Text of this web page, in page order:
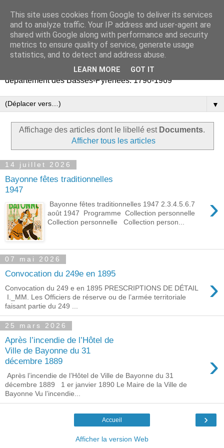
Retours vers les Basses-
Pyrénées
Partage d'archives publiques et privées liées au
département des Basses-Pyrénées. 1790-1969
▼
Affichage des articles dont le libellé est Documents.
Afficher tous les articles
14 juillet 2026
Bayonne fêtes traditionnelles
1947
›
Bayonne fêtes traditionnelles 1947 2.3.4.5.6.7
août 1947 Programme Collection personnelle
Collection personnelle Collection person...
07 mai 2026
Convocation du 249e en 1895 ›
Convocation du 249 e en 1895 PRESCRIPTIONS DE DÉTAIL
I._MM. Les Officiers de réserve ou de l’armée territoriale
faisant partie du 249 ...
25 mars 2026
Après l’incendie de l’Hôtel de
Ville de Bayonne du 31
décembre 1889
›
Après l’incendie de l’Hôtel de Ville de Bayonne du 31
décembre 1889 1 er janvier 1890 Le Maire de la Ville de
Bayonne Vu l’incendie...
›
Accueil
Afficher la version Web
This site uses cookies from Google to deliver its services
and to analyze traffic. Your IP address and user-agent are
shared with Google along with performance and security
metrics to ensure quality of service, generate usage
statistics, and to detect and address abuse.
LEARN MORE GOT IT